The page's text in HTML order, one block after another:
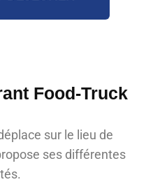
Food-Truck
sur le lieu de
ses différentes